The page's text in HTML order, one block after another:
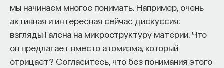
мы начинаем многое понимать. Например, очень
активная и интересная сейчас дискуссия:
взгляды Галена на микроструктуру материи. Что
он предлагает вместо атомизма, который
отрицает? Согласитесь, что без понимания этого